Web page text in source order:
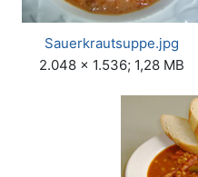
Sauerkrautsuppe.jpg
2.048 × 1.536; 1,28 MB